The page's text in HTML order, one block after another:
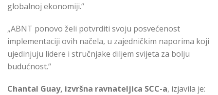
globalnoj ekonomiji.“
„ABNT ponovo želi potvrditi svoju posvećenost
implementaciji ovih načela, u zajedničkim naporima koji
ujedinjuju lidere i stručnjake diljem svijeta za bolju
budućnost.“
Chantal Guay, izvršna ravnateljica SCC-a, izjavila je: